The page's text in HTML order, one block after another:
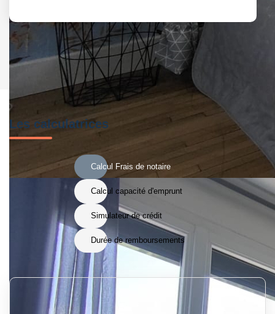
Les calculatrices
Calcul Frais de notaire
Calcul capacité d'emprunt
Simulateur de crédit
Durée de remboursements